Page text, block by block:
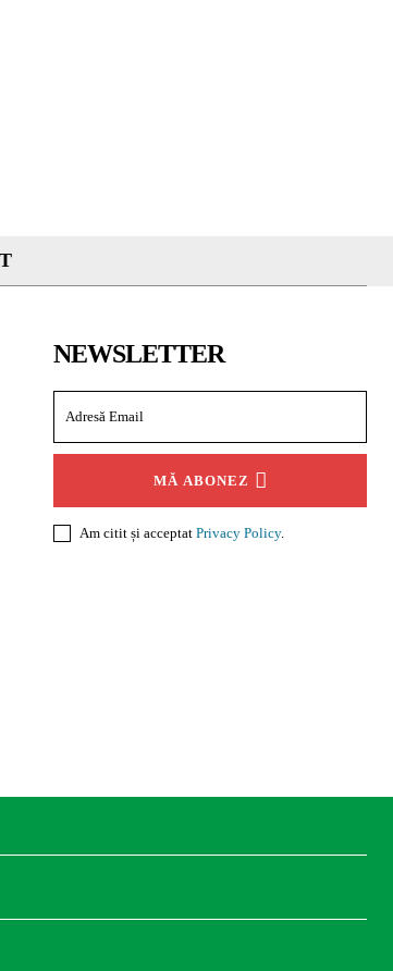
NEWSLETTER
MĂ ABONEZ
Am citit și acceptat Privacy Policy.